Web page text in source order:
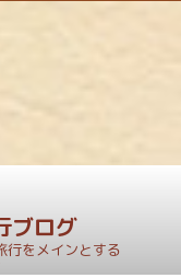
ブログ
行をメインとする